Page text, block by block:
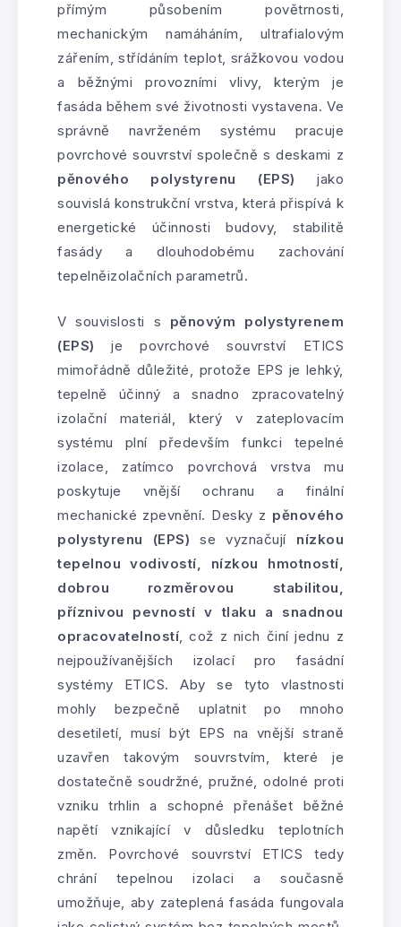
přímým působením povětrnosti,
mechanickým namáháním, ultrafialovým
zářením, střídáním teplot, srážkovou vodou
a běžnými provozními vlivy, kterým je
fasáda během své životnosti vystavena. Ve
správně navrženém systému pracuje
povrchové souvrství společně s deskami z
pěnového polystyrenu (EPS) jako
souvislá konstrukční vrstva, která přispívá k
energetické účinnosti budovy, stabilitě
fasády a dlouhodobému zachování
tepelněizolačních parametrů.
V souvislosti s pěnovým polystyrenem
(EPS) je povrchové souvrství ETICS
mimořádně důležité, protože EPS je lehký,
tepelně účinný a snadno zpracovatelný
izolační materiál, který v zateplovacím
systému plní především funkci tepelné
izolace, zatímco povrchová vrstva mu
poskytuje vnější ochranu a finální
mechanické zpevnění. Desky z pěnového
polystyrenu (EPS) se vyznačují nízkou
tepelnou vodivostí, nízkou hmotností,
dobrou rozměrovou stabilitou,
příznivou pevností v tlaku a snadnou
opracovatelností, což z nich činí jednu z
nejpoužívanějších izolací pro fasádní
systémy ETICS. Aby se tyto vlastnosti
mohly bezpečně uplatnit po mnoho
desetiletí, musí být EPS na vnější straně
uzavřen takovým souvrstvím, které je
dostatečně soudržné, pružné, odolné proti
vzniku trhlin a schopné přenášet běžné
napětí vznikající v důsledku teplotních
změn. Povrchové souvrství ETICS tedy
chrání tepelnou izolaci a současně
umožňuje, aby zateplená fasáda fungovala